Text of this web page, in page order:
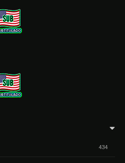
434